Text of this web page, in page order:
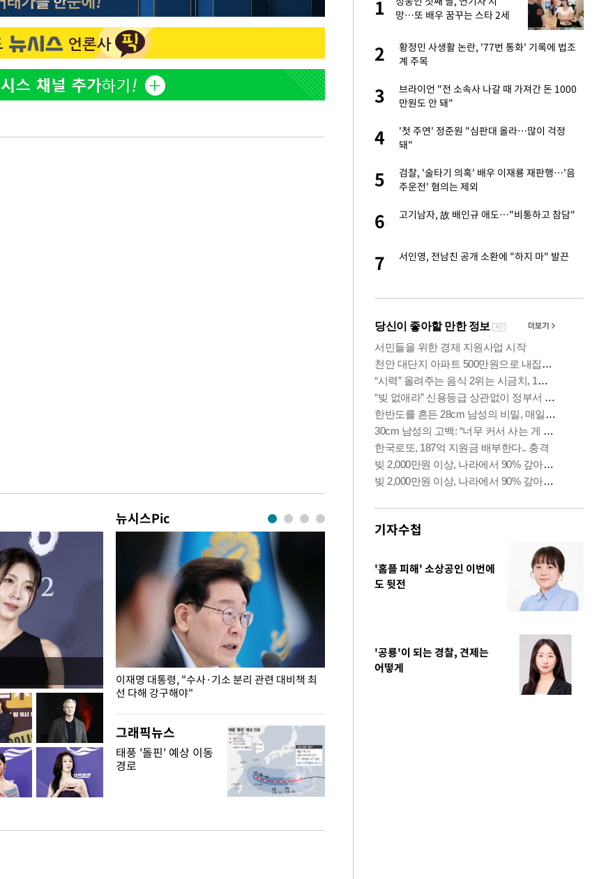
뉴시스Pic
이재명 대통령, "수사·기소 분리 관련 대비책 최
선 다해 강구해야"
송영길·정청래·김민석, 전당대회 앞두고 두 번째'오늘도 폭염' 전
그래픽뉴스
태풍 '돌핀' 예상 이동
경로
망…또 배우 꿈꾸는 스타 2세
2
계 주목
3
브라이언 "전 소속사 나갈 때 가져간 돈 1000
만원도 안 돼"
4
1
망…또 배우 꿈꾸는 스타 2세
2
황정민 사생활 논란, '77번 통화' 기록에 법조
계 주목
3
브라이언 "전 소속사 나갈 때 가져간 돈 1000
만원도 안 돼"
4
'첫 주연' 정준원 "심판대 올라…많이 걱정
돼"
5
검찰, '술타기 의혹' 배우 이재룡 재판행…'음
주운전' 혐의는 제외
6 고기남자, 故 배인규 애도…"비통하고 참담"
7 서인영, 전남친 공개 소환에 "하지 마" 발끈
기자수첩
'홈플 피해' 소상공인 이번에
도 뒷전
'공룡'이 되는 경찰, 견제는
어떻게